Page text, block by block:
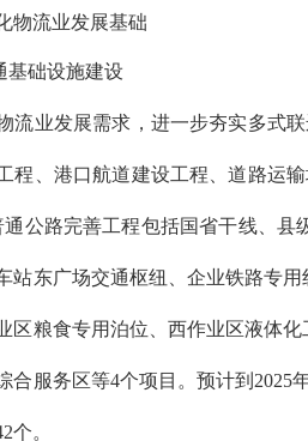
流业发展基础
础设施建设
业发展需求，进一步夯实多式联
程、港口航道建设工程、道路运
通公路完善工程包括国省干线、
站东广场交通枢纽、企业铁路专
区粮食专用泊位、西作业区液体
合服务区等4个项目。预计到2025
个。